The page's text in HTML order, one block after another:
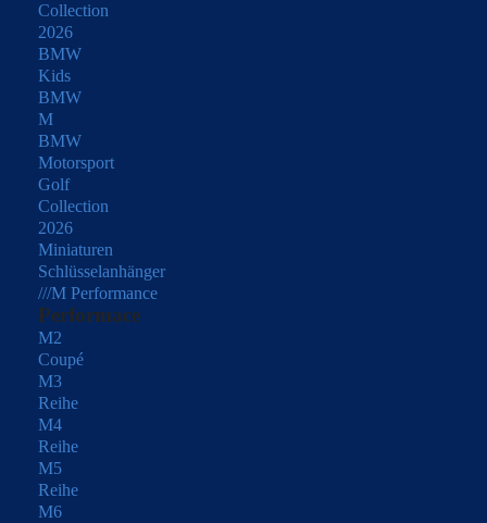
Collection
2026
BMW
Kids
BMW
M
BMW
Motorsport
Golf
Collection
2026
Miniaturen
Schlüsselanhänger
///M Performance
Performace
M2
Coupé
M3
Reihe
M4
Reihe
M5
Reihe
M6